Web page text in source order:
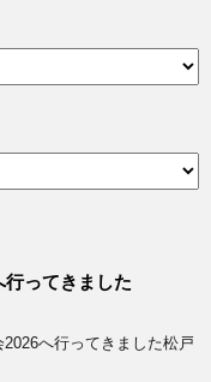
ってきました
へ行ってきました松戸